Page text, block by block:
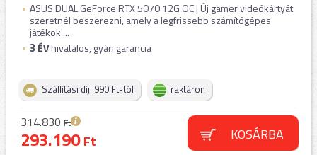
ASUS DUAL GeForce RTX 5070 12G OC | Új gamer videókártyát
szeretnél beszerezni, amely a legfrissebb számítógépes
játékok ...
3 ÉVhivatalos, gyári garancia
Szállítási díj: 990 Ft-tól raktáron
314.830Ft
293.190Ft KOSÁRBA